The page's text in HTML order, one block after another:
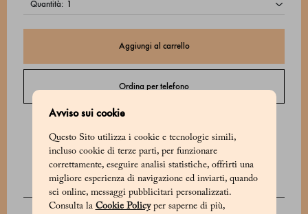
Avviso sui cookie
Questo Sito utilizza i cookie e tecnologie simili,
incluso cookie di terze parti, per funzionare
correttamente, eseguire analisi statistiche, offrirti una
migliore esperienza di navigazione ed inviarti, quando
sei online, messaggi pubblicitari personalizzati.
Consulta la Cookie Policyper saperne di più,
quantità:
Aggiungi al carrello
Ordina per telefono
Contatta il Servizio Clienti dal lunedì al sabato dalle 9:00 alle 20:00 o la
DESCRIZIONE